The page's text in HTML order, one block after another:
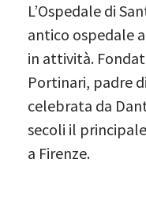
L’Ospedale di
antico ospedale
in attività.
Portinari, padre
celebrata da
secoli il
a Firenze.